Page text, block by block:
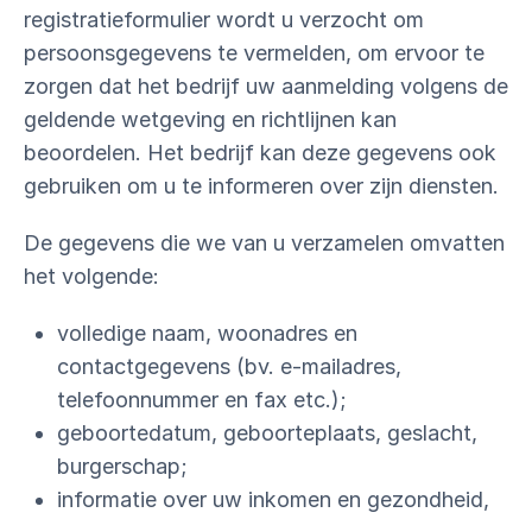
registratieformulier wordt u verzocht om
persoonsgegevens te vermelden, om ervoor te
zorgen dat het bedrijf uw aanmelding volgens de
geldende wetgeving en richtlijnen kan
beoordelen. Het bedrijf kan deze gegevens ook
gebruiken om u te informeren over zijn diensten.
De gegevens die we van u verzamelen omvatten
het volgende:
volledige naam, woonadres en
contactgegevens (bv. e-mailadres,
telefoonnummer en fax etc.);
geboortedatum, geboorteplaats, geslacht,
burgerschap;
informatie over uw inkomen en gezondheid,